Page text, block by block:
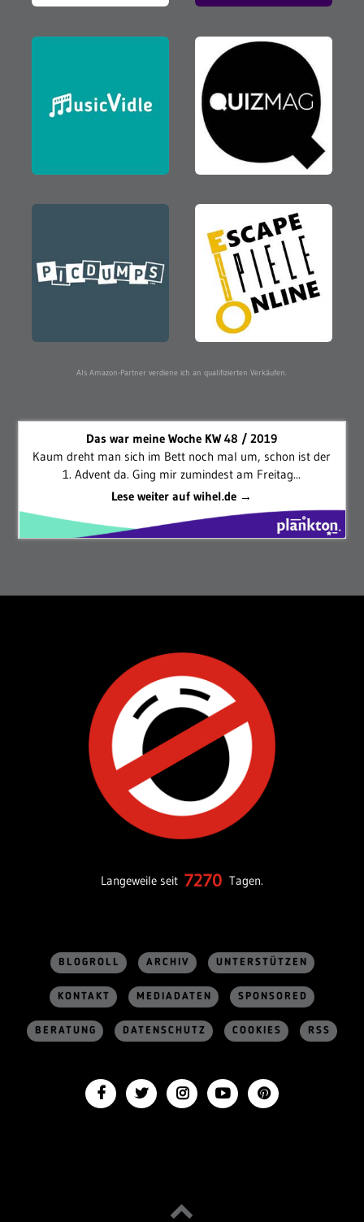
Als Amazon-Partner verdiene ich an qualifizierten Verkäufen.
Das war meine Woche KW 48 / 2019
Kaum dreht man sich im Bett noch mal um, schon ist der
1. Advent da. Ging mir zumindest am Freitag...
Lese weiter auf wihel.de →
Langeweile seit 7270 Tagen.
BLOGROLL ARCHIV UNTERSTÜTZEN
KONTAKT MEDIADATEN SPONSORED
BERATUNG DATENSCHUTZ COOKIES RSS